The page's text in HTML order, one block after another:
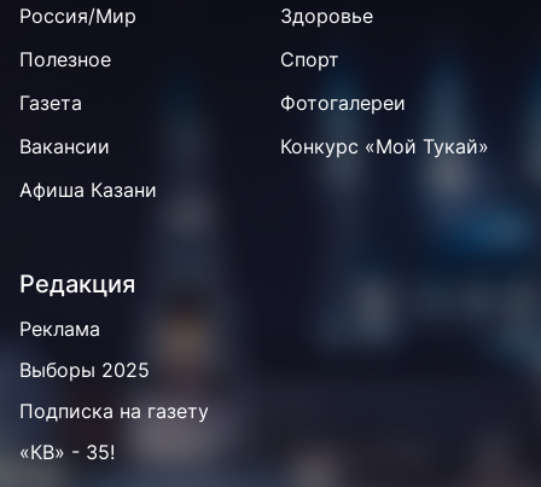
Россия/Мир
Здоровье
Полезное
Спорт
Газета
Фотогалереи
Вакансии
Конкурс «Мой Тукай»
Афиша Казани
Редакция
Реклама
Выборы 2025
Подписка на газету
«КВ» - 35!